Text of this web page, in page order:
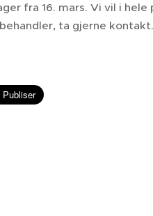
fra 16. mars. Vi vil i
ta gjerne kontakt.